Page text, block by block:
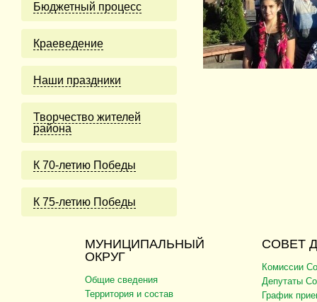
Бюджетный процесс
Краеведение
Наши праздники
Творчество жителей
района
К 70-летию Победы
К 75-летию Победы
МУНИЦИПАЛЬНЫЙ
ОКРУГ
Общие сведения
Территория и состав
СОВЕТ
Комиссии
Депутаты
График